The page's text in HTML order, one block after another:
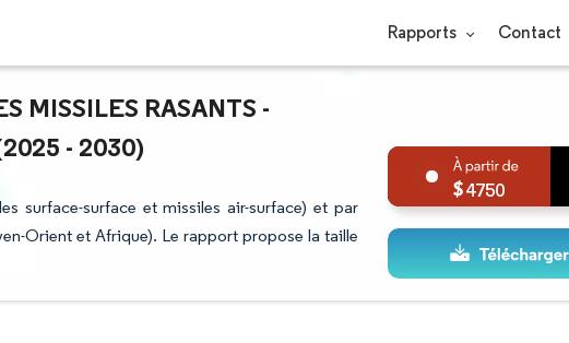
Rapports Contact
MISSILES RASANTS -
- 2030)
surface-surface et missiles air-surface) et par
Orient et Afrique). Le rapport propose la taille
4750